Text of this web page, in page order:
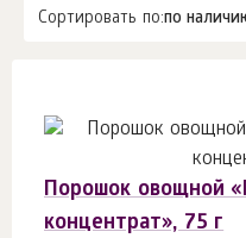
Сортировать по:по
Порошок овощной
концентрат», 75 г